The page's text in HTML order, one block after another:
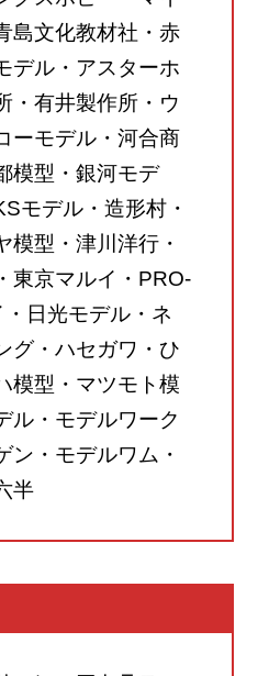
島文化教材社・赤
デル・アスターホ
・有井製作所・ウ
ーモデル・河合商
模型・銀河モデ
モデル・造形村・
模型・津川洋行・
東京マルイ・PRO-
日光モデル・ネ
グ・ハセガワ・ひ
模型・マツモト模
ル・モデルワーク
ン・モデルワム・
半